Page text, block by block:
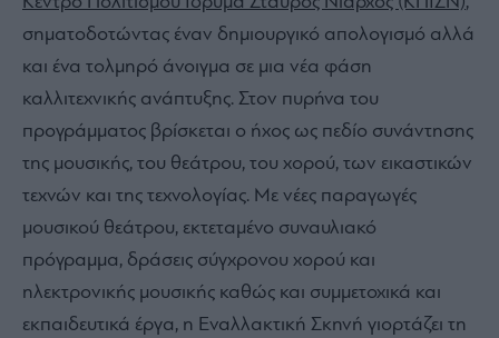
σηματοδοτώντας έναν δημιουργικό απολογισμό αλλά
και ένα τολμηρό άνοιγμα σε μια νέα φάση
καλλιτεχνικής ανάπτυξης. Στον πυρήνα του
προγράμματος βρίσκεται ο ήχος ως πεδίο συνάντησης
της μουσικής, του θεάτρου, του χορού, των εικαστικών
τεχνών και της τεχνολογίας. Με νέες παραγωγές
μουσικού θεάτρου, εκτεταμένο συναυλιακό
πρόγραμμα, δράσεις σύγχρονου χορού και
ηλεκτρονικής μουσικής καθώς και συμμετοχικά και
εκπαιδευτικά έργα, η Εναλλακτική Σκηνή γιορτάζει τη